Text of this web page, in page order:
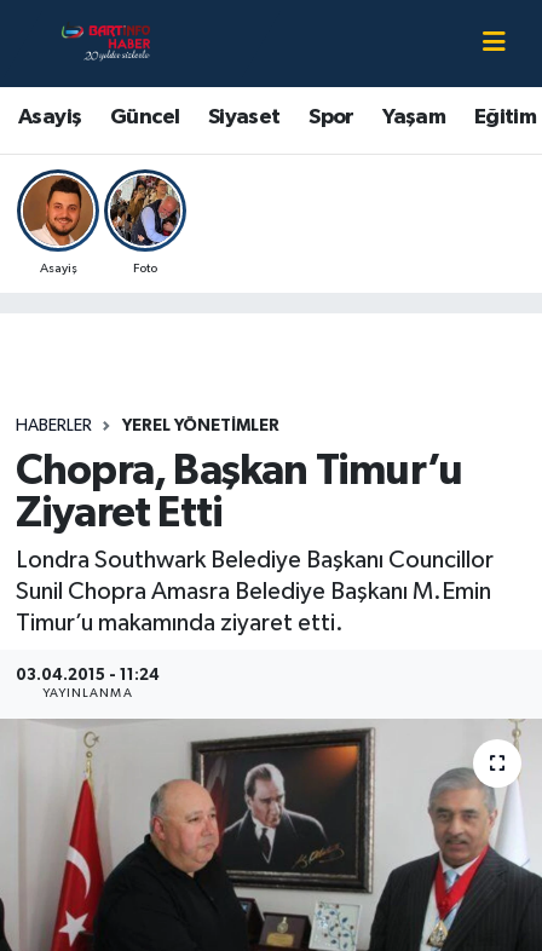
Asayiş Güncel Siyaset Spor Yaşam Eğitim
Asayiş Foto
HABERLER YEREL YÖNETIMLER
Chopra, Başkan Timur’u
Ziyaret Etti
Londra Southwark Belediye Başkanı Councillor
Sunil Chopra Amasra Belediye Başkanı M.Emin
Timur’u makamında ziyaret etti.
03.04.2015 - 11:24
YAYINLANMA
Asayiş
Bartın Hakkında
Çevre
Eğitim
Kültür-Sanat
Magazin
Medya
Sivil Toplum
Siyaset
Spor
Bartın Nöbetçi Eczaneler
Bartın Hava Durumu
Bartin Namaz Vakitleri
Bartın Trafik Yoğunluk Haritası
Son Dakika Haberleri
Haber Arşivi